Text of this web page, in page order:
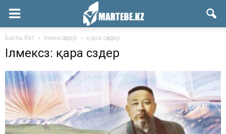
Басты бет Ілмексөздер қара сөздер
Ілмексөз: қара сөздер